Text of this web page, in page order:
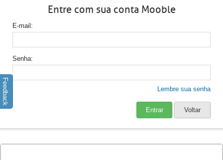
Entre com sua conta Mooble
E-mail
Senha
Lembre sua senha
Entrar Voltar
Feedback